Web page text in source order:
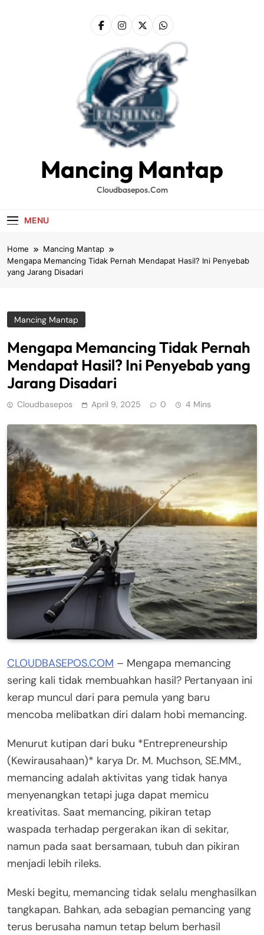
Mancing Mantap
Cloudbasepos.com
MENU
Home
Mancing Mantap
Mengapa Memancing Tidak Pernah Mendapat Hasil? Ini Penyebab
yang Jarang Disadari
Mancing Mantap
Mengapa Memancing Tidak Pernah
Mendapat Hasil? Ini Penyebab yang
Jarang Disadari
Cloudbasepos April 9, 2025 0 4 Mins
CLOUDBASEPOS.COM – Mengapa memancing
sering kali tidak membuahkan hasil? Pertanyaan ini
kerap muncul dari para pemula yang baru
mencoba melibatkan diri dalam hobi memancing.
Menurut kutipan dari buku *Entrepreneurship
(Kewirausahaan)* karya Dr. M. Muchson, SE.MM.,
memancing adalah aktivitas yang tidak hanya
menyenangkan tetapi juga dapat memicu
kreativitas. Saat memancing, pikiran tetap
waspada terhadap pergerakan ikan di sekitar,
namun pada saat bersamaan, tubuh dan pikiran
menjadi lebih rileks.
Meski begitu, memancing tidak selalu menghasilkan
tangkapan. Bahkan, ada sebagian pemancing yang
terus berusaha namun tetap belum berhasil